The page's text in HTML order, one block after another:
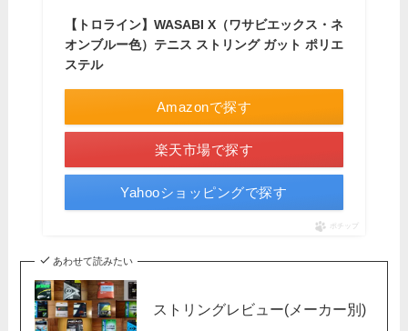
【トロライン】WASABI X（ワサビエックス・ネ
オンブルー色）テニス ストリング ガット ポリエ
ステル
Amazonで探す
楽天市場で探す
Yahooショッピングで探す
ポチップ
あわせて読みたい
ストリングレビュー(メーカー別)